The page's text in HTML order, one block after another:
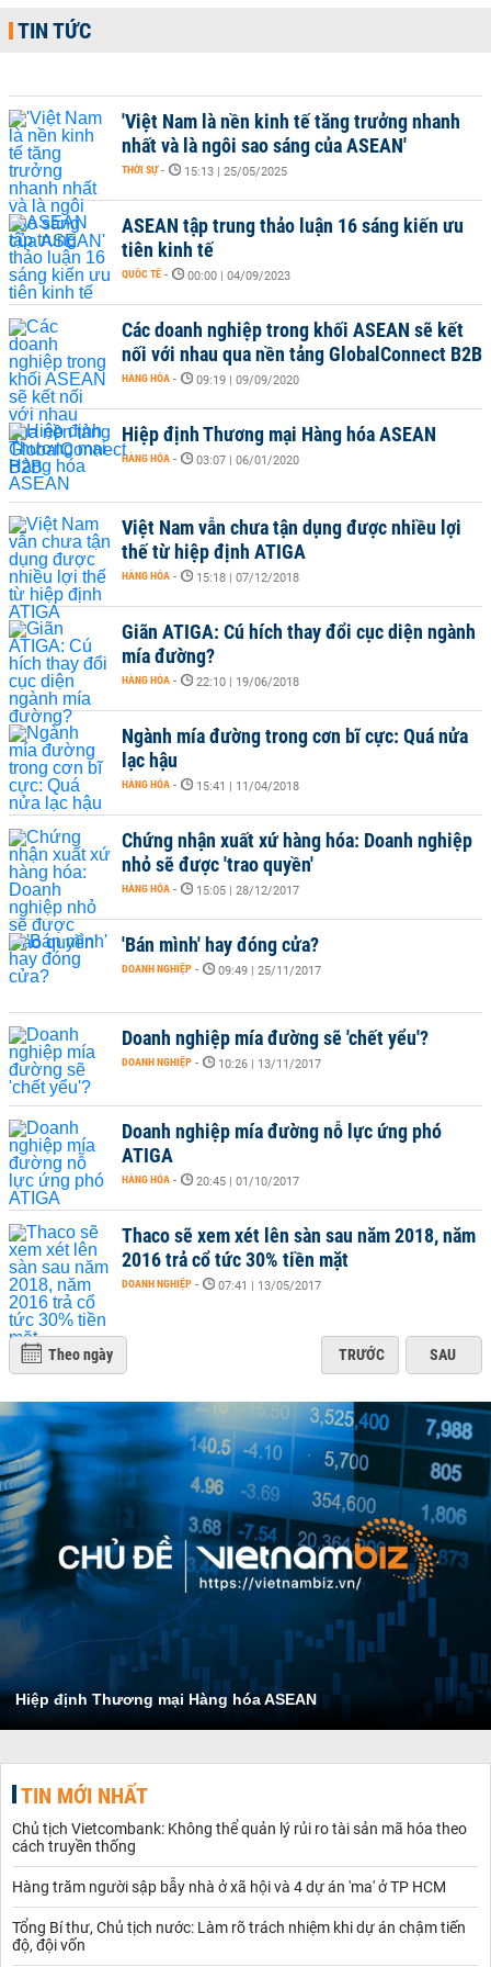
TIN TỨC
'Việt Nam là nền kinh tế tăng trưởng nhanh
nhất và là ngôi sao sáng của ASEAN'
THỜI SỰ - 15:13 | 25/05/2025
ASEAN tập trung thảo luận 16 sáng kiến ưu
tiên kinh tế
QUỐC TẾ - 00:00 | 04/09/2023
Các doanh nghiệp trong khối ASEAN sẽ kết
nối với nhau qua nền tảng GlobalConnect B2B
HÀNG HÓA - 09:19 | 09/09/2020
Hiệp định Thương mại Hàng hóa ASEAN
HÀNG HÓA - 03:07 | 06/01/2020
Việt Nam vẫn chưa tận dụng được nhiều lợi
thế từ hiệp định ATIGA
HÀNG HÓA - 15:18 | 07/12/2018
Giãn ATIGA: Cú hích thay đổi cục diện ngành
mía đường?
HÀNG HÓA - 22:10 | 19/06/2018
Ngành mía đường trong cơn bĩ cực: Quá nửa
lạc hậu
HÀNG HÓA - 15:41 | 11/04/2018
Chứng nhận xuất xứ hàng hóa: Doanh nghiệp
nhỏ sẽ được 'trao quyền'
HÀNG HÓA - 15:05 | 28/12/2017
'Bán mình' hay đóng cửa?
DOANH NGHIỆP - 09:49 | 25/11/2017
Doanh nghiệp mía đường sẽ 'chết yểu'?
DOANH NGHIỆP - 10:26 | 13/11/2017
Doanh nghiệp mía đường nỗ lực ứng phó
ATIGA
HÀNG HÓA - 20:45 | 01/10/2017
Thaco sẽ xem xét lên sàn sau năm 2018, năm
2016 trả cổ tức 30% tiền mặt
DOANH NGHIỆP - 07:41 | 13/05/2017
Theo ngày TRƯỚC SAU
Hiệp định Thương mại Hàng hóa ASEAN
TIN MỚI NHẤT
Chủ tịch Vietcombank: Không thể quản lý rủi ro tài sản mã hóa theo
cách truyền thống
Hàng trăm người sập bẫy nhà ở xã hội và 4 dự án 'ma' ở TP HCM
Tổng Bí thư, Chủ tịch nước: Làm rõ trách nhiệm khi dự án chậm tiến
độ, đội vốn